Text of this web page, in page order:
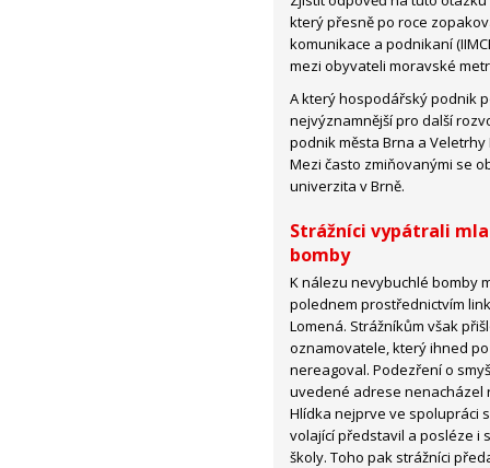
který přesně po roce
komunikace a podnikaní
mezi obyvateli moravské
A který hospodářský podnik
nejvýznamnější pro další
podnik města Brna a
Mezi často zmiňovanými se
univerzita v Brně.
Strážníci vypátrali
bomby
K nálezu nevybuchlé bomby
polednem prostřednictvím
Lomená. Strážníkům však
oznamovatele, který ihned
nereagoval. Podezření o
uvedené adrese nenacházel
Hlídka nejprve ve spolupráci
volající představil a posléze i
školy. Toho pak strážníci